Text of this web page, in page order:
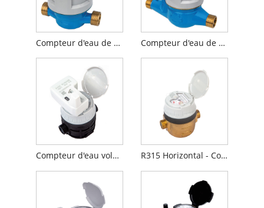
Compteur d'eau de type sec à jet unique avec pré-équipé inductif Compteur d'eau de type sec multi-jets avec inductif pré-équipé avec approbation MID
Compteur d'eau volumétrique avec pré-équipé inductif R315 Horizontal - Compteur d'eau volumétrique